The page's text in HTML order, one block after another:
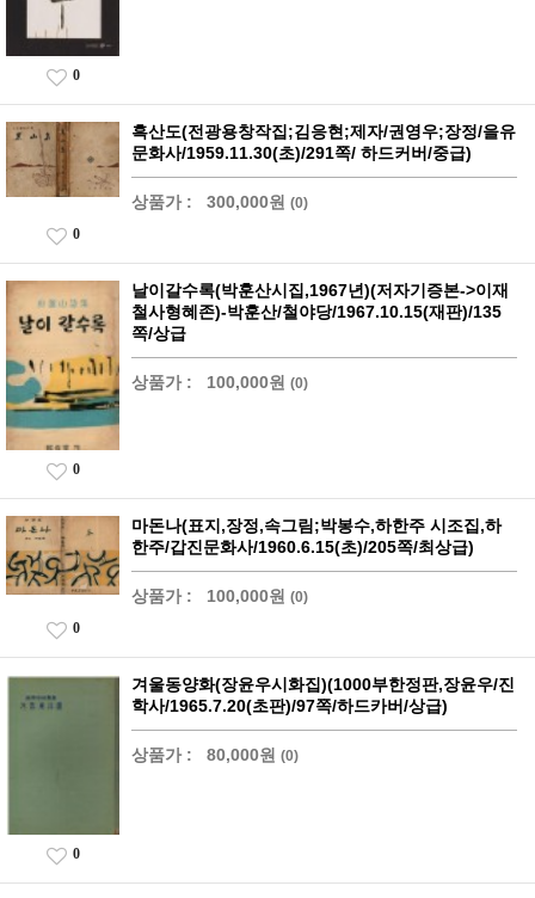
0
흑산도(전광용창작집;김응현;제자/권영우;장정/을유
문화사/1959.11.30(초)/291쪽/ 하드커버/중급)
상품가 : 300,000원 (0)
0
날이갈수록(박훈산시집,1967년)(저자기증본->이재
철사형혜존)-박훈산/철야당/1967.10.15(재판)/135
쪽/상급
상품가 : 100,000원 (0)
0
마돈나(표지,장정,속그림;박봉수,하한주 시조집,하
한주/갑진문화사/1960.6.15(초)/205쪽/최상급)
상품가 : 100,000원 (0)
0
겨울동양화(장윤우시화집)(1000부한정판,장윤우/진
학사/1965.7.20(초판)/97쪽/하드카버/상급)
상품가 : 80,000원 (0)
0